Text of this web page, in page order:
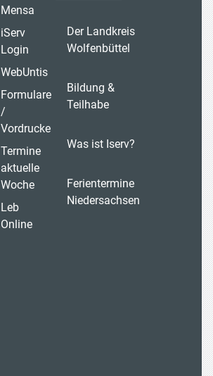
Mensa
iServ
Login
WebUntis
Formulare
/
Vordrucke
Termine
aktuelle
Woche
Leb
Online
Der Landkreis
Wolfenbüttel
Bildung &
Teilhabe
Was ist Iserv?
Ferientermine
Niedersachsen